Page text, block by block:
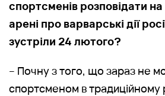
спортсменів розповідати
арені про варварські дії
зустріли 24 лютого?
– Почну з того, що зараз не
спортсменом в традиційному